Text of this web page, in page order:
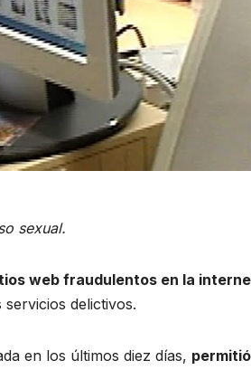
sexual.
web fraudulentos en la
delictivos.
en los últimos diez días, permitió